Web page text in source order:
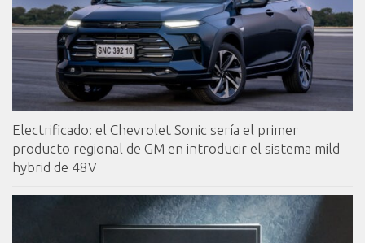
Electrificado: el Chevrolet Sonic sería el primer
producto regional de GM en introducir el sistema mild-
hybrid de 48V